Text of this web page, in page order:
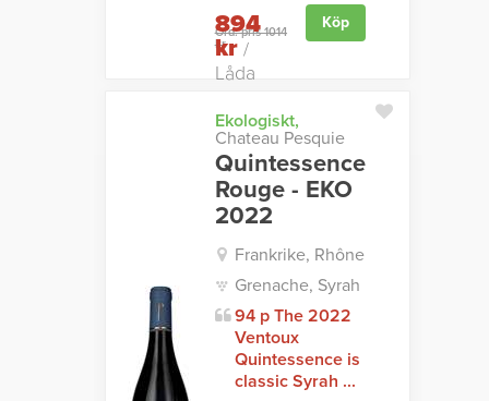
Ord. pris 1014
kr
894
kr/
Låda
Köp
Ekologiskt,
Chateau Pesquie
Quintessence
Rouge - EKO
2022
Frankrike, Rhône
Grenache, Syrah
94 p The 2022
Ventoux
Quintessence is
classic Syrah ...